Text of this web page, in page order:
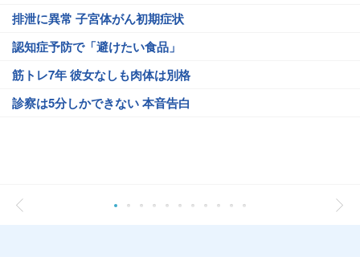
排泄に異常 子宮体がん初期症状
認知症予防で「避けたい食品」
筋トレ7年 彼女なしも肉体は別格
診察は5分しかできない 本音告白